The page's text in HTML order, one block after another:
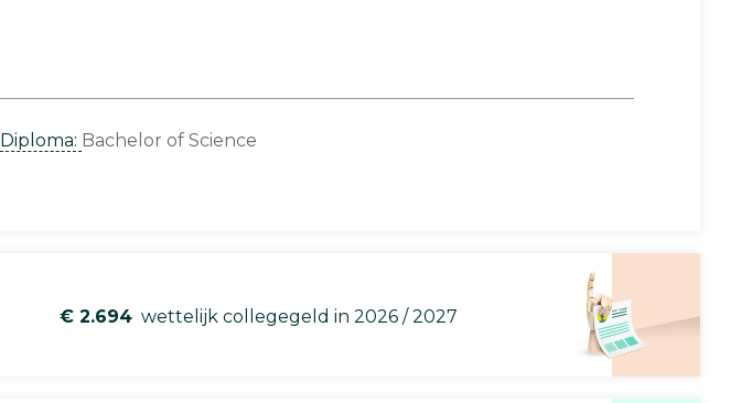
Diploma: Bachelor of Science
€ 2.694 wettelijk collegegeld in 2026 / 2027